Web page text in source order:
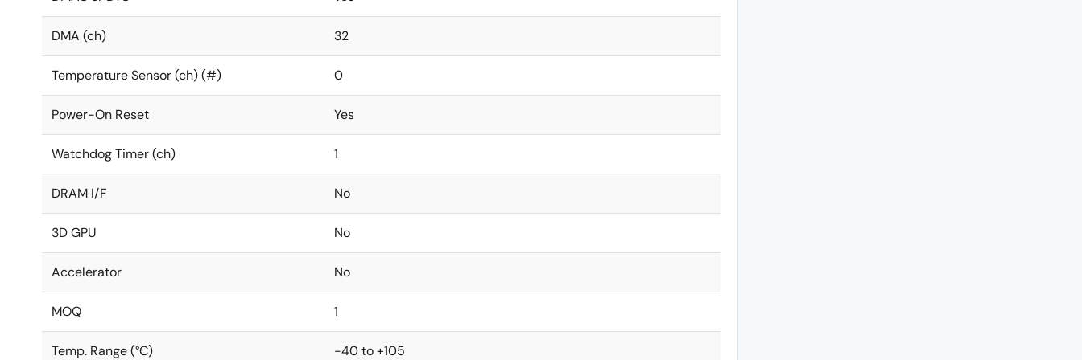
DMA (ch) 32
Temperature Sensor (ch) (#) 0
Power-On Reset Yes
Watchdog Timer (ch) 1
DRAM I/F No
3D GPU No
Accelerator No
MOQ 1
Temp. Range (°C) -40 to +105